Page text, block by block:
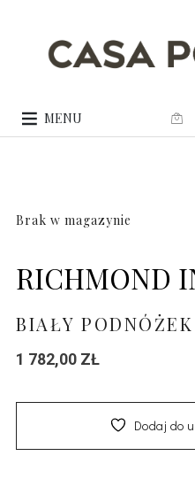
MENU
RICHMOND
BIAŁY
1 782,00 ZŁ
Brak w magazynie
Dodaj do